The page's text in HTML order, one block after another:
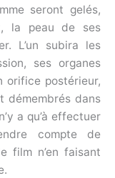
seront gelés,
la peau de ses
L’un subira les
ses organes
orifice postérieur,
démembrés dans
a qu’à effectuer
compte de
film n’en faisant